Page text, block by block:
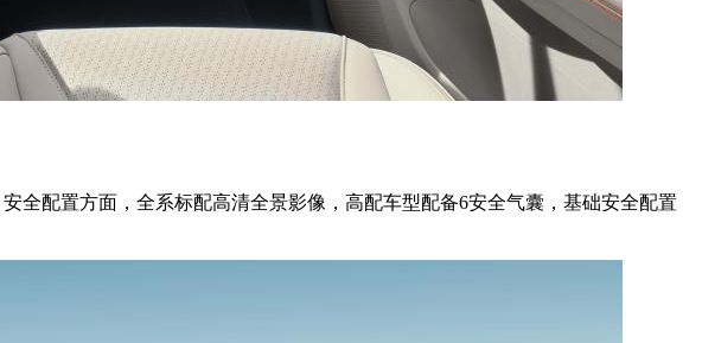
全配置方面，全系标配高清全景影像，高配车型配备6安全气囊，基础安全配置